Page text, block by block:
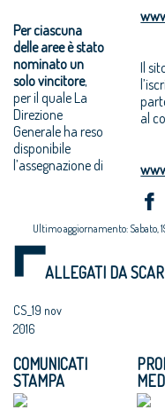
Per ciascuna
delle aree è stato
nominato un
solo vincitore,
per il quale La
Direzione
Generale ha reso
disponibile
l’assegnazione di
Il
al
Ultimo aggiornamento: Sabato,
ALLEGATI DA
CS_19 nov
2016
COMUNICATI
STAMPA